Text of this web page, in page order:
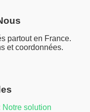
partout en France.
et coordonnées.
Notre solution